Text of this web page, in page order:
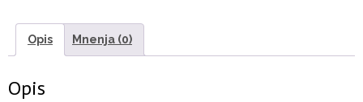
Opis Mnenja (0)
Opis